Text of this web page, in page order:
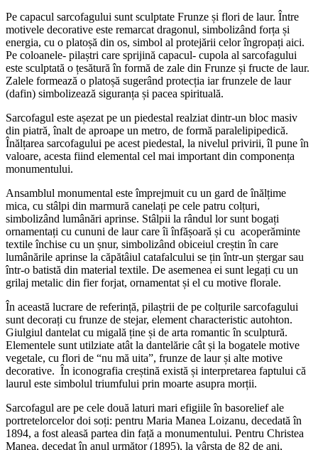
Pe capacul sarcofagului sunt sculptate Frunze și flori de laur. Între
motivele decorative este remarcat dragonul, simbolizând forța și
energia, cu o platoșă din os, simbol al protejării celor îngropați aici.
Pe coloanele- pilaștri care sprijină capacul- cupola al sarcofagului
este sculptată o țesătură în formă de zale din Frunze și fructe de laur.
Zalele formează o platoșă sugerând protecția iar frunzele de laur
(dafin) simbolizează siguranța și pacea spirituală.
Sarcofagul este așezat pe un piedestal realziat dintr-un bloc masiv
din piatră, înalt de aproape un metro, de formă paralelipipedică.
Înălțarea sarcofagului pe acest piedestal, la nivelul privirii, îl pune în
valoare, acesta fiind elemental cel mai important din componența
monumentului.
Ansamblul monumental este împrejmuit cu un gard de înălțime
mica, cu stâlpi din marmură canelați pe cele patru colțuri,
simbolizând lumânări aprinse. Stâlpii la rândul lor sunt bogați
ornamentați cu cununi de laur care îi înfășoară și cu acoperăminte
textile închise cu un șnur, simbolizând obiceiul creștin în care
lumânările aprinse la căpătâiul catafalcului se țin într-un ștergar sau
într-o batistă din material textile. De asemenea ei sunt legați cu un
grilaj metalic din fier forjat, ornamentat și el cu motive florale.
În această lucrare de referință, pilaștrii de pe colțurile sarcofagului
sunt decorați cu frunze de stejar, element characteristic autohton.
Giulgiul dantelat cu migală ține și de arta romantic în sculptură.
Elementele sunt utilziate atât la dantelărie cât și la bogatele motive
vegetale, cu flori de “nu mă uita”, frunze de laur și alte motive
decorative. În iconografia creștină există și interpretarea faptului că
laurul este simbolul triumfului prin moarte asupra morții.
Sarcofagul are pe cele două laturi mari efigiile în basorelief ale
portretelorcelor doi soți: pentru Maria Manea Loizanu, decedată în
1894, a fost aleasă partea din față a monumentului. Pentru Christea
Manea, decedat în anul următor (1895), la vârsta de 82 de ani,